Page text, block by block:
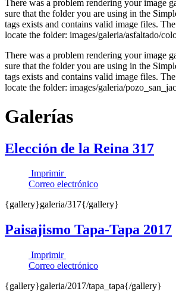
There was a problem rendering your image
sure that the folder you are using in the
tags exists and contains valid image files.
locate the folder: images/galeria/asfaltado/
There was a problem rendering your image
sure that the folder you are using in the
tags exists and contains valid image files.
locate the folder: images/galeria/
Galerías
Elección de la Reina 317
Imprimir
Correo electrónico
{gallery}galeria/317{/gallery}
Paisajismo Tapa-Tapa 2017
Imprimir
Correo electrónico
{gallery}galeria/2017/tapa_tapa{/gallery}